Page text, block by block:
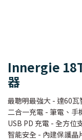
Innergie
器
最聰明最強大 - 達60瓦
二合一充電 - 筆電、手
USB PD 充電 - 全方位
智能安全 - 內建保護晶